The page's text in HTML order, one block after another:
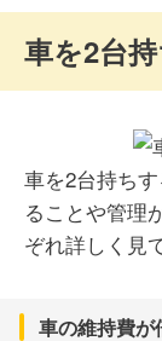
車を2台
車を2台持ち
ることや管理
ぞれ詳しく見
車の維持費が